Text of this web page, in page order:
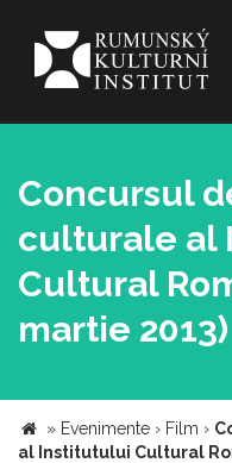
Concursul
culturale al
Cultural
martie 2013)
» Evenimente › Film ›
al Institutului Cultural